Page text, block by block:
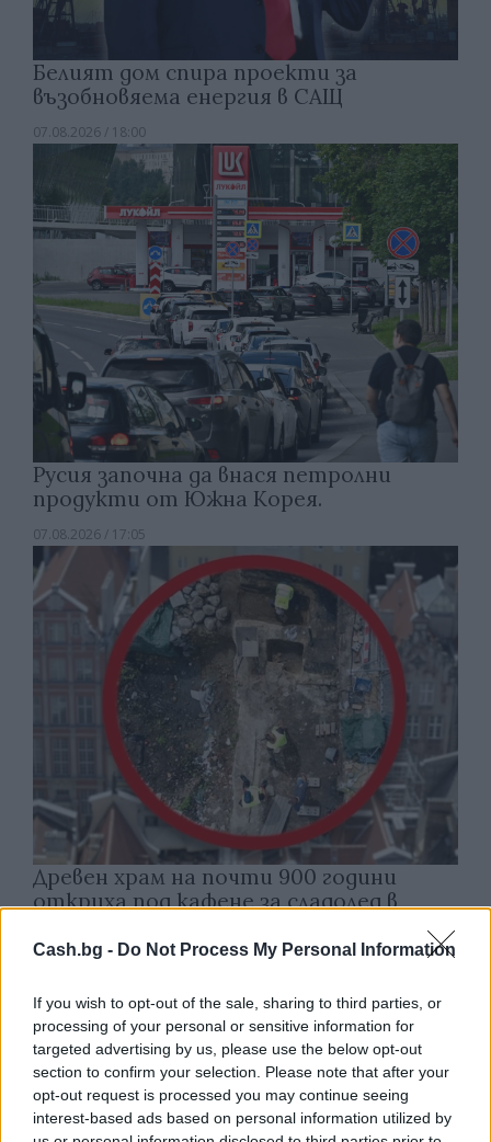
Cash.bg - Do Not Process My Personal Information
If you wish to opt-out of the sale, sharing to third parties, or
processing of your personal or sensitive information for
targeted advertising by us, please use the below opt-out
section to confirm your selection. Please note that after your
opt-out request is processed you may continue seeing
interest-based ads based on personal information utilized by
Белият дом спира проекти за
възобновяема енергия в САЩ
07.08.2026 / 18:00
Русия започна да внася петролни
продукти от Южна Корея.
07.08.2026 / 17:05
Древен храм на почти 900 години
откриха под кафене за сладолед в
07.08.2026 / 16:00